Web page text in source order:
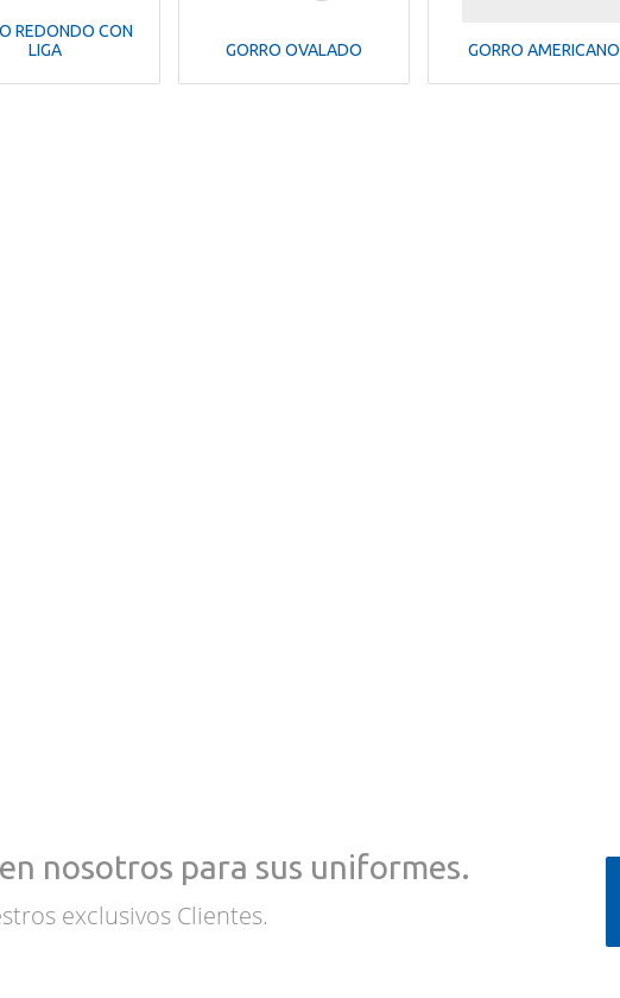
REDONDO CON
LIGA
GORRO OVALADO GORRO AMERICANO
nosotros para sus uniformes.
exclusivos Clientes.